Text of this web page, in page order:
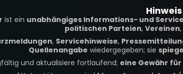
ist ein unabhängiges Informations- und
politischen Parteien, Vereinen,
, Servicehinweise,
Quellenangabe wiedergegeben; sie
und aktualisiere fortlaufend; eine Gewähr